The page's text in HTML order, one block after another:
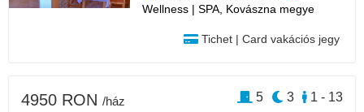
Wellness | SPA, Kovászna megye
Tichet | Card vakációs jegy
4950 RON /ház 1 - 13
3
5